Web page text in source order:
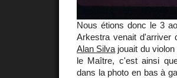
Nous étions donc le 3
Arkestra venait d'arriver
Alan Silva jouait du
le Maître, c'est ainsi
dans la photo en bas à